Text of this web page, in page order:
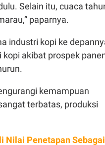
Selain itu, cuaca
paparnya.
industri kopi ke
akibat prospek
kemampuan
terbatas, produksi
Nilai Penetapan Sebagai